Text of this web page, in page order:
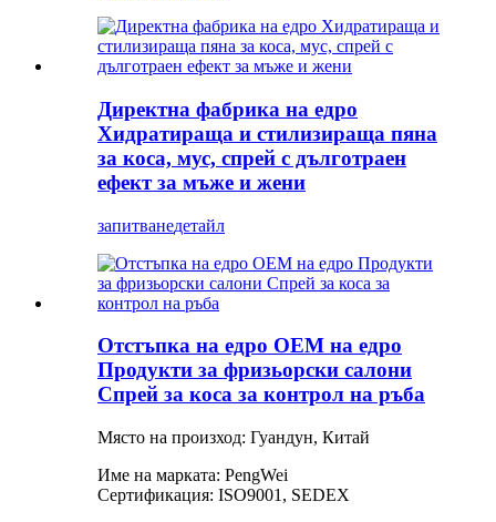
Директна фабрика на едро
Хидратираща и стилизираща пяна
за коса, мус, спрей с дълготраен
ефект за мъже и жени
запитванедетайл
Отстъпка на едро OEM на едро
Продукти за фризьорски салони
Спрей за коса за контрол на ръба
Място на произход: Гуандун, Китай
Име на марката: PengWei
Сертификация: ISO9001, SEDEX